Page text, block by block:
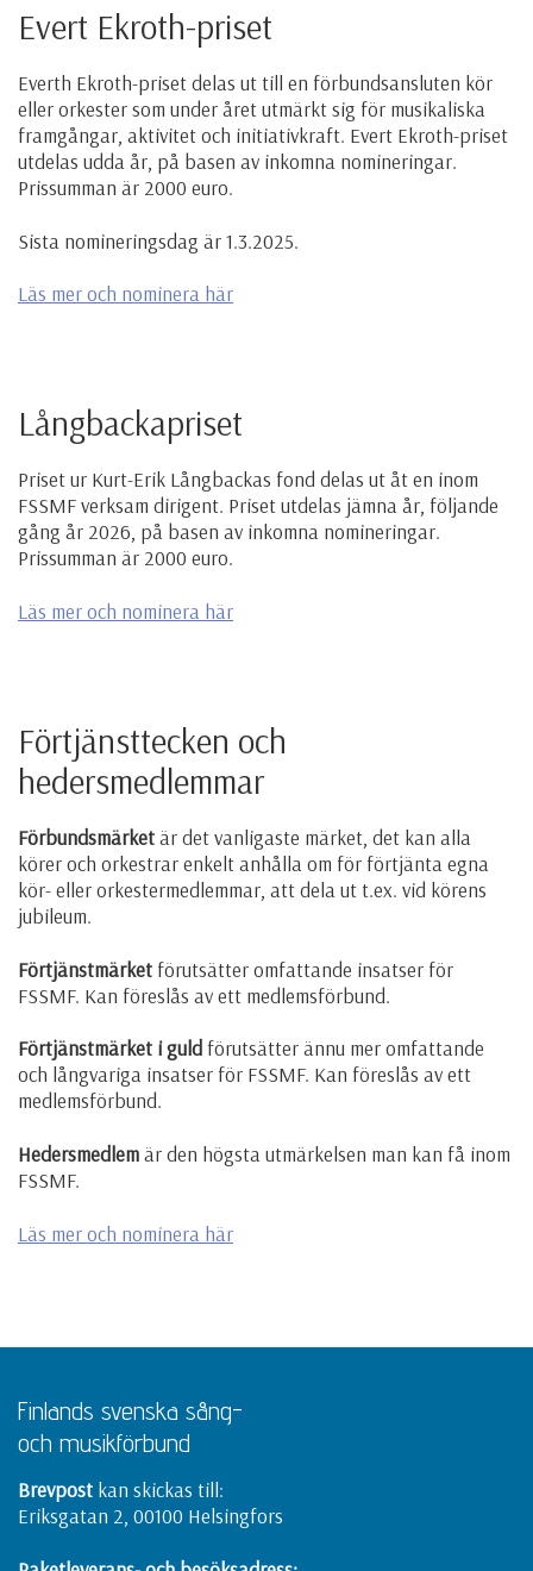
Evert Ekroth-priset
Everth Ekroth-priset delas ut till en förbundsansluten kör
eller orkester som under året utmärkt sig för musikaliska
framgångar, aktivitet och initiativkraft. Evert Ekroth-priset
utdelas udda år, på basen av inkomna nomineringar.
Prissumman är 2000 euro.
Sista nomineringsdag är 1.3.2025.
Läs mer och nominera här
Långbackapriset
Priset ur Kurt-Erik Långbackas fond delas ut åt en inom
FSSMF verksam dirigent. Priset utdelas jämna år, följande
gång år 2026, på basen av inkomna nomineringar.
Prissumman är 2000 euro.
Läs mer och nominera här
Förtjänsttecken och
hedersmedlemmar
Förbundsmärketär det vanligaste märket, det kan alla
körer och orkestrar enkelt anhålla om för förtjänta egna
kör- eller orkestermedlemmar, att dela ut t.ex. vid körens
jubileum.
Förtjänstmärket förutsätter omfattande insatser för
FSSMF. Kan föreslås av ett medlemsförbund.
Förtjänstmärket i guld förutsätter ännu mer omfattande
och långvariga insatser för FSSMF. Kan föreslås av ett
medlemsförbund.
Hedersmedlemär den högsta utmärkelsen man kan få inom
FSSMF.
Läs mer och nominera här
Finlands svenska sång-
och musikförbund
Brevpost kan skickas till:
Eriksgatan 2, 00100 Helsingfors